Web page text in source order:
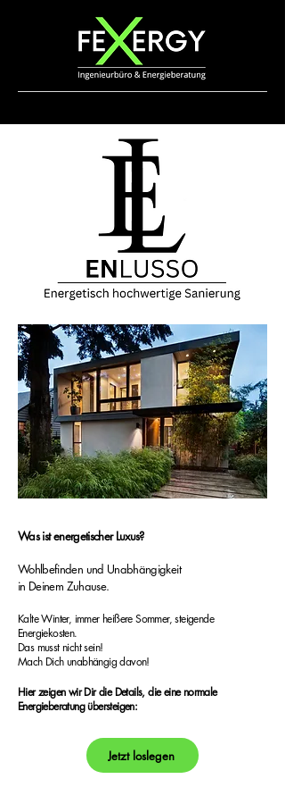
Was ist energetischer Luxus?
Wohlbefinden und Unabhängigkeit
in Deinem Zuhause.
Kalte Winter, immer heißere Sommer, steigende
Energiekosten.
Das musst nicht sein!
Mach Dich unabhängig davon!
Hier zeigen wir Dir die Details, die eine normale
Energieberatung übersteigen:
Jetzt loslegen